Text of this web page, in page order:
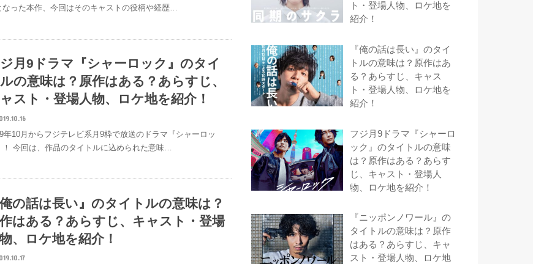
なった本作、今回はそのキャストの役柄や経歴…
月9ドラマ『シャーロック』のタイ
ルの意味は？原作はある？あらすじ、
スト・登場人物、ロケ地を紹介！
年10月からフジテレビ系月9枠で放送のドラマ『シャーロッ
！ 今回は、作品のタイトルに込められた意味…
俺の話は長い』のタイトルの意味は？
はある？あらすじ、キャスト・登場
、ロケ地を紹介！
ト・登場人物、ロケ地を
紹介！
『俺の話は長い』のタイ
トルの意味は？原作はあ
る？あらすじ、キャス
ト・登場人物、ロケ地を
紹介！
フジ月9ドラマ『シャーロ
ック』のタイトルの意味
は？原作はある？あらす
じ、キャスト・登場人
物、ロケ地を紹介！
『ニッポンノワール』の
タイトルの意味は？原作
はある？あらすじ、キャ
スト・登場人物、ロケ地